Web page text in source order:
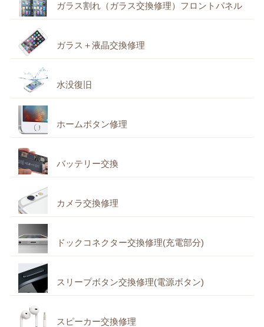
ガラス割れ（ガラス交換修理）フロントパネル
ガラス＋液晶交換修理
水没復旧
ホームボタン修理
バッテリー交換
カメラ交換修理
ドックコネクター交換修理(充電部分)
スリープボタン交換修理(電源ボタン)
スピーカー交換修理